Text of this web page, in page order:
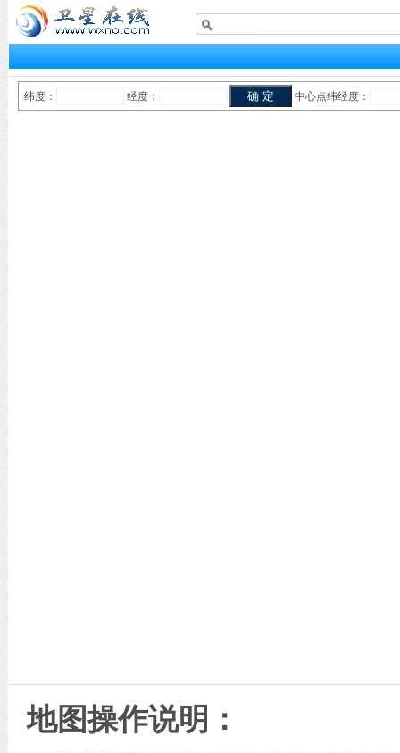
纬度： 经度： 中心点纬经度：
地图操作说明：